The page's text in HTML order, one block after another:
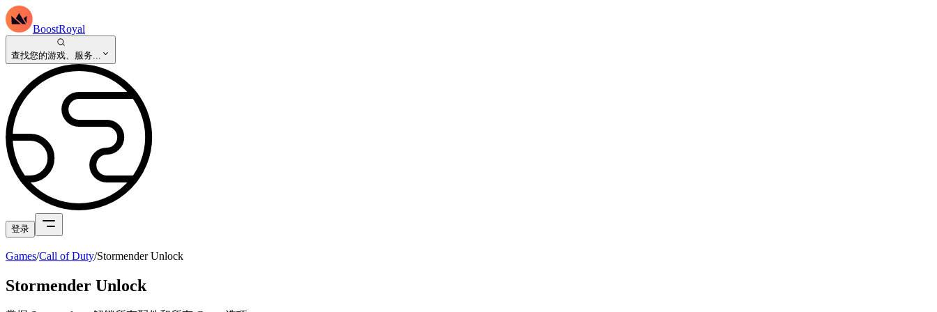
BoostRoyal
查找您的游戏、服务...
登录
Games/Call of Duty/Stormender Unlock
Stormender Unlock